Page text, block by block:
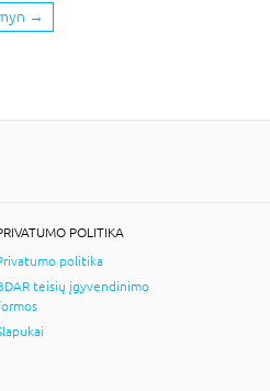
→
POLITIKA
politika
teisių įgyvendinimo